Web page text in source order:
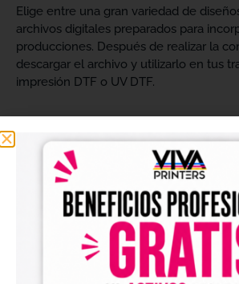
Elige entre una gran variedad de
archivos digitales preparados para
producciones. Después de realizar la
descargar el archivo y utilizarlo en tus
impresión DTF o UV DTF.
Nuestrosdiseños digitales para DTF
crear camisetas, sudaderas, tote bags,
prendas promocionales y otros
personalizados.
Los archivos están pensados para
de tus impresiones y ayudarte a crear
sin tener que diseñar cada imagen